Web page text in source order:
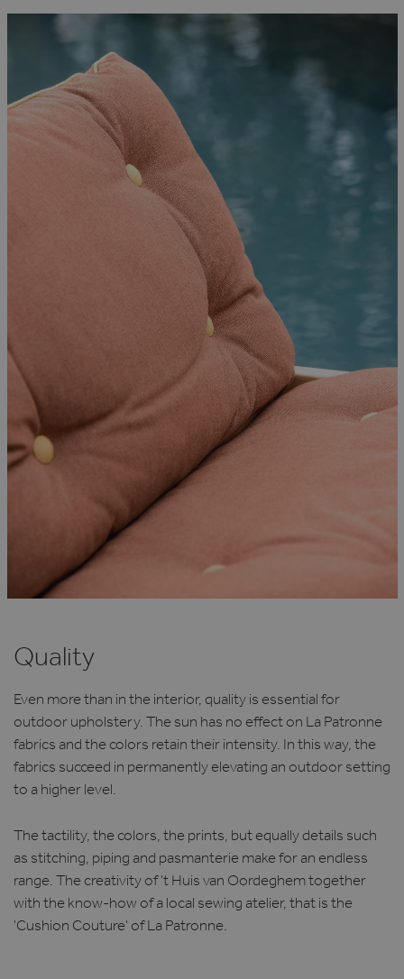
Quality
Even more than in the interior, quality is essential for
outdoor upholstery. The sun has no effect on La Patronne
fabrics and the colors retain their intensity. In this way, the
fabrics succeed in permanently elevating an outdoor setting
to a higher level.
The tactility, the colors, the prints, but equally details such
as stitching, piping and pasmanterie make for an endless
range. The creativity of 't Huis van Oordeghem together
with the know-how of a local sewing atelier, that is the
'Cushion Couture' of La Patronne.